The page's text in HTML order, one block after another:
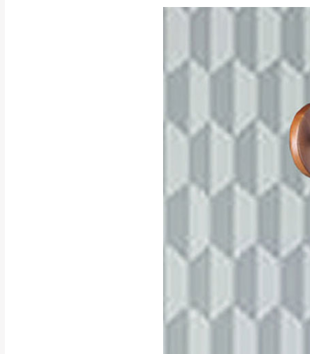
（可於LINE線上詢問 →
加收說明
本司貨車運送如因路況
本公司除了盡最大努
保護物流人員的工作
因大型傢俱有組裝、
讓您不用整天在家等貨
如遇自然災害、政府
百貨公司配送暫無法配
無回收家具服務，若
狀態與完整包
台北市、新北
本公司部份商
為因素導致商
者同意將會進
到貨7日內為
退貨運費。
如欲放置營業
時請儘速
請密切注意。
日內若未接獲您
無回收家具服務，